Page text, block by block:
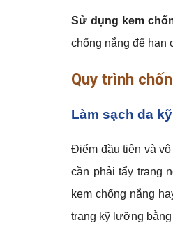
Sử dụng kem
chống nắng để hạn
Quy trình
Làm sạch da
Điểm đầu tiên và
cần phải tẩy trang
kem chống nắng
trang kỹ lưỡng